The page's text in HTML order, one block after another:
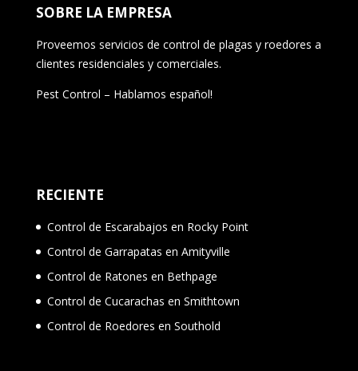
SOBRE LA EMPRESA
Proveemos servicios de control de plagas y roedores a
clientes residenciales y comerciales.
Pest Control – Hablamos español!
RECIENTE
Control de Escarabajos en Rocky Point
Control de Garrapatas en Amityville
Control de Ratones en Bethpage
Control de Cucarachas en Smithtown
Control de Roedores en Southold